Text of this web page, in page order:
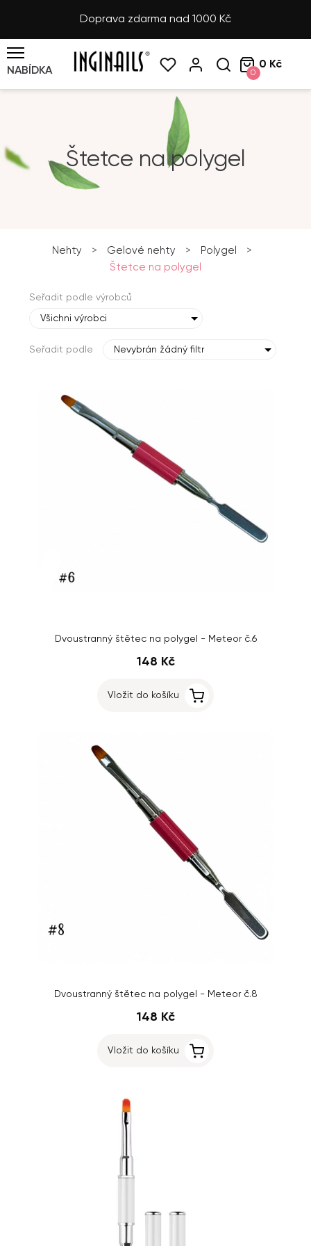
Doprava zdarma nad 1000 Kč
NABÍDKA 0
0 Kč
Štetce na polygel
Nehty > Gelové nehty > Polygel
>
Štetce na polygel
Seřadit podle výrobců
Všichni výrobci
Seřadit podle Nevybrán žádný filtr
Dvoustranný štětec na polygel - Meteor č.6
148 Kč
Vložit do košíku
Dvoustranný štětec na polygel - Meteor č.8
148 Kč
Vložit do košíku